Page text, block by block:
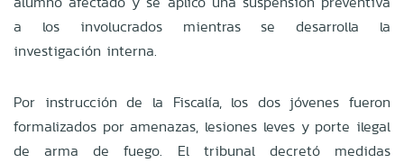
a los involucrados mientras se desarrolla la
investigación interna.
Por instrucción de la Fiscalía, los dos jóvenes fueron
formalizados por amenazas, lesiones leves y porte ilegal
de arma de fuego. El tribunal decretó medidas